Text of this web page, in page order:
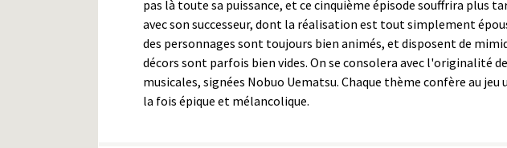
pas là toute sa puissance, et ce cinquième épisode souffrira plus
avec son successeur, dont la réalisation est tout simplement
des personnages sont toujours bien animés, et disposent de
décors sont parfois bien vides. On se consolera avec l'originalité
musicales, signées Nobuo Uematsu. Chaque thème confère au jeu
la fois épique et mélancolique.